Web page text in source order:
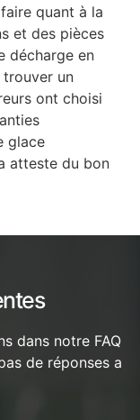
faire quant à la
et des pièces
décharge en
un
ont choisi
glace
atteste du bon
dans notre FAQ
de réponses a